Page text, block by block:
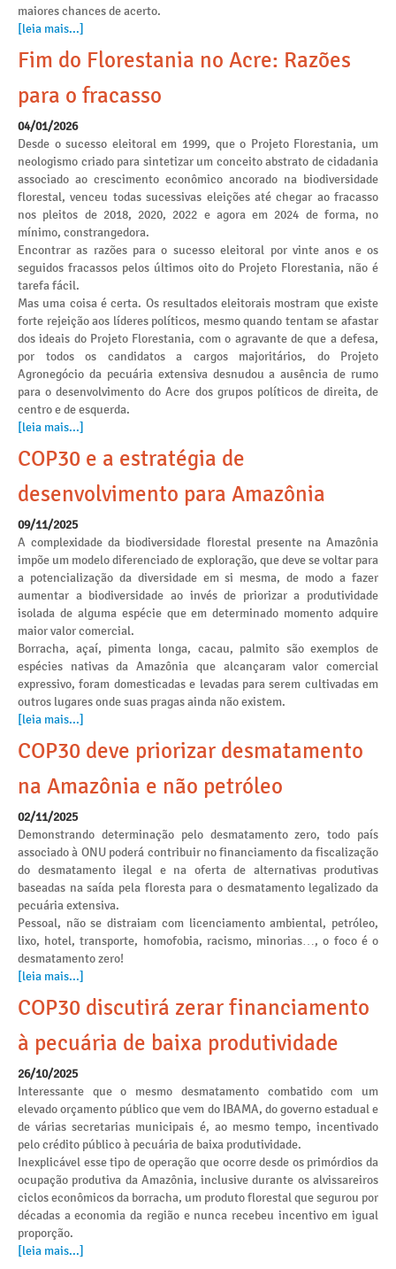
maiores chances de acerto.
[leia mais...]
Fim do Florestania no Acre: Razões
para o fracasso
04/01/2026
Desde o sucesso eleitoral em 1999, que o Projeto Florestania, um
neologismo criado para sintetizar um conceito abstrato de cidadania
associado ao crescimento econômico ancorado na biodiversidade
florestal, venceu todas sucessivas eleições até chegar ao fracasso
nos pleitos de 2018, 2020, 2022 e agora em 2024 de forma, no
mínimo, constrangedora.
Encontrar as razões para o sucesso eleitoral por vinte anos e os
seguidos fracassos pelos últimos oito do Projeto Florestania, não é
tarefa fácil.
Mas uma coisa é certa. Os resultados eleitorais mostram que existe
forte rejeição aos líderes políticos, mesmo quando tentam se afastar
dos ideais do Projeto Florestania, com o agravante de que a defesa,
por todos os candidatos a cargos majoritários, do Projeto
Agronegócio da pecuária extensiva desnudou a ausência de rumo
para o desenvolvimento do Acre dos grupos políticos de direita, de
centro e de esquerda.
[leia mais...]
COP30 e a estratégia de
desenvolvimento para Amazônia
09/11/2025
A complexidade da biodiversidade florestal presente na Amazônia
impõe um modelo diferenciado de exploração, que deve se voltar para
a potencialização da diversidade em si mesma, de modo a fazer
aumentar a biodiversidade ao invés de priorizar a produtividade
isolada de alguma espécie que em determinado momento adquire
maior valor comercial.
Borracha, açaí, pimenta longa, cacau, palmito são exemplos de
espécies nativas da Amazônia que alcançaram valor comercial
expressivo, foram domesticadas e levadas para serem cultivadas em
outros lugares onde suas pragas ainda não existem.
[leia mais...]
COP30 deve priorizar desmatamento
na Amazônia e não petróleo
02/11/2025
Demonstrando determinação pelo desmatamento zero, todo país
associado à ONU poderá contribuir no financiamento da fiscalização
do desmatamento ilegal e na oferta de alternativas produtivas
baseadas na saída pela floresta para o desmatamento legalizado da
pecuária extensiva.
Pessoal, não se distraiam com licenciamento ambiental, petróleo,
lixo, hotel, transporte, homofobia, racismo, minorias…, o foco é o
desmatamento zero!
[leia mais...]
COP30 discutirá zerar financiamento
à pecuária de baixa produtividade
26/10/2025
Interessante que o mesmo desmatamento combatido com um
elevado orçamento público que vem do IBAMA, do governo estadual e
de várias secretarias municipais é, ao mesmo tempo, incentivado
pelo crédito público à pecuária de baixa produtividade.
Inexplicável esse tipo de operação que ocorre desde os primórdios da
ocupação produtiva da Amazônia, inclusive durante os alvissareiros
ciclos econômicos da borracha, um produto florestal que segurou por
décadas a economia da região e nunca recebeu incentivo em igual
proporção.
[leia mais...]